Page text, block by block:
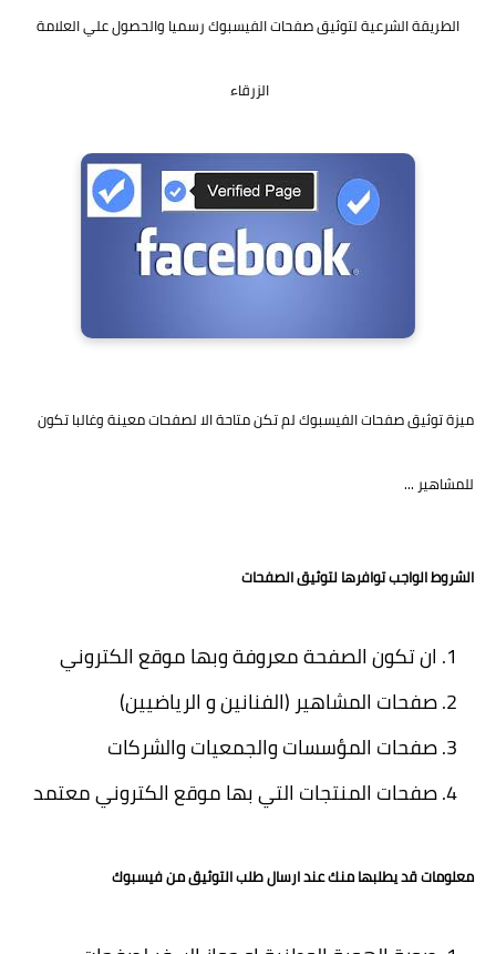
الطريقة الشرعية لتوثيق صفحات الفيسبوك رسميا والحصول علي العلامة
الزرقاء
ميزة توثيق صفحات الفيسبوك لم تكن متاحة الا لصفحات معينة وغالبا تكون
للمشاهير ...
الشروط الواجب توافرها لتوثيق الصفحات
ان تكون الصفحة معروفة وبها موقع الكتروني
صفحات المشاهير (الفنانين و الرياضيين)
صفحات المؤسسات والجمعيات والشركات
صفحات المنتجات التي بها موقع الكتروني معتمد
معلومات قد يطلبها منك عند ارسال طلب التوثيق من فيسبوك